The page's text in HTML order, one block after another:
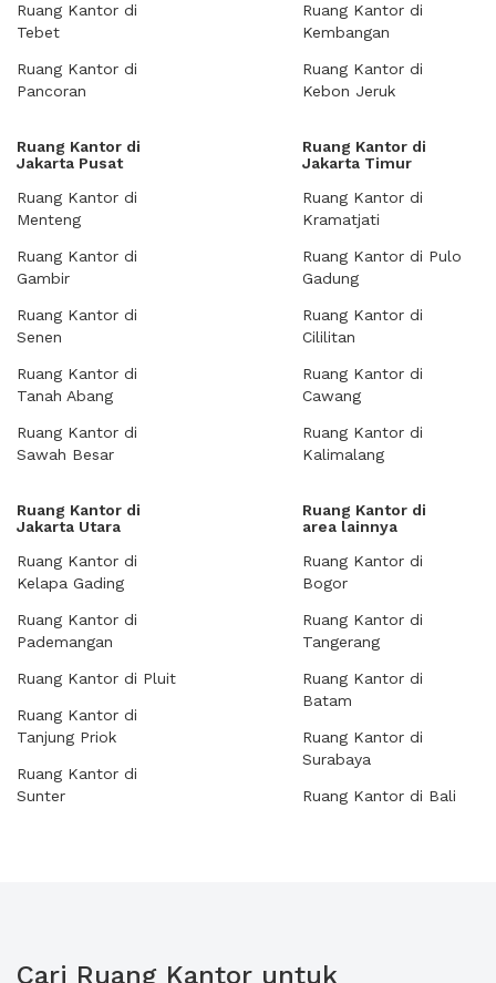
Ruang Kantor di
Tebet
Ruang Kantor di
Pancoran
Ruang Kantor di
Kembangan
Ruang Kantor di
Kebon Jeruk
Ruang Kantor di
Jakarta Pusat
Ruang Kantor di
Menteng
Ruang Kantor di
Gambir
Ruang Kantor di
Senen
Ruang Kantor di
Tanah Abang
Ruang Kantor di
Sawah Besar
Ruang Kantor di
Jakarta Timur
Ruang Kantor di
Kramatjati
Ruang Kantor di Pulo
Gadung
Ruang Kantor di
Cililitan
Ruang Kantor di
Cawang
Ruang Kantor di
Kalimalang
Ruang Kantor di
Jakarta Utara
Ruang Kantor di
Kelapa Gading
Ruang Kantor di
Pademangan
Ruang Kantor di Pluit
Ruang Kantor di
Tanjung Priok
Ruang Kantor di
Sunter
Ruang Kantor di
area lainnya
Ruang Kantor di
Bogor
Ruang Kantor di
Tangerang
Ruang Kantor di
Batam
Ruang Kantor di
Surabaya
Ruang Kantor di Bali
Cari Ruang Kantor untuk